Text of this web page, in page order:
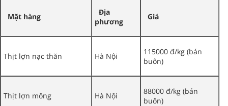
Mặt hàng
Địa
phương
Giá
Thịt lợn nạc thăn Hà Nội
115000 đ/kg (bán
buôn)
Thịt lợn mông Hà Nội
88000 đ/kg (bán
buôn)